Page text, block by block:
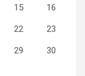
15 16
22 23
29 30